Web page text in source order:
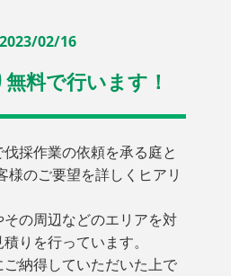
2023/02/16
料で行います！
採作業の依頼を承る庭と
様のご要望を詳しくヒアリ
の周辺などのエリアを対
りを行っています。
納得していただいた上で